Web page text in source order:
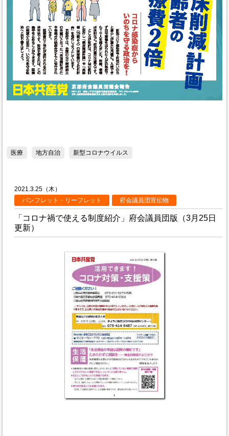
医療 地方自治 新型コロナウイルス
2021.3.25（木）
パンフレット・リーフレット
府会議員団宣伝物
「コロナ禍で使える制度紹介」府会議員団版（3月25日
更新）